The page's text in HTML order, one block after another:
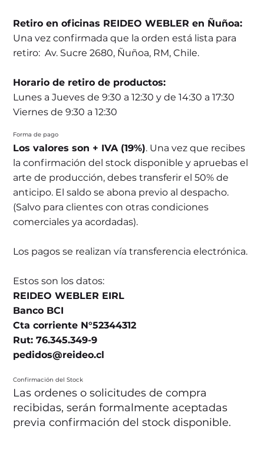
Retiro en oficinas REIDEO WEBLER en Ñuñoa:
Una vez confirmada que la orden está lista para
retiro: Av. Sucre 2680, Ñuñoa, RM, Chile.
Horario de retiro de productos:
Lunes a Jueves de 9:30 a 12:30 y de 14:30 a 17:30
Viernes de 9:30 a 12:30
Forma de pago
Los valores son + IVA (19%). Una vez que recibes
la confirmación del stock disponible y apruebas el
arte de producción, debes transferir el 50% de
anticipo. El saldo se abona previo al despacho.
(Salvo para clientes con otras condiciones
comerciales ya acordadas).
Los pagos se realizan vía transferencia electrónica.
Estos son los datos:
REIDEO WEBLER EIRL
Banco BCI
Cta corriente N°52344312
Rut: 76.345.349-9
pedidos@reideo.cl
Confirmación del Stock
Las ordenes o solicitudes de compra
recibidas, serán formalmente aceptadas
previa confirmación del stock disponible.